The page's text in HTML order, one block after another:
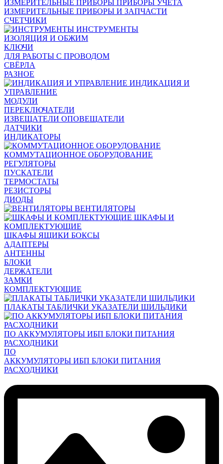
ИЗМЕРИТЕЛЬНЫЕ ПРИБОРЫ ПРИБОРЫ УЧЕТА
ИЗМЕРИТЕЛЬНЫЕ ПРИБОРЫ И ЗАПЧАСТИ
СЧЕТЧИКИ
ИНСТРУМЕНТЫ
ИЗОЛЯЦИЯ И ОБЖИМ
КЛЮЧИ
ДЛЯ РАБОТЫ С ПРОВОДОМ
СВЁРЛА
РАЗНОЕ
ИНДИКАЦИЯ И
УПРАВЛЕНИЕ
МОДУЛИ
ПЕРЕКЛЮЧАТЕЛИ
ИЗВЕЩАТЕЛИ ОПОВЕЩАТЕЛИ
ДАТЧИКИ
ИНДИКАТОРЫ
КОММУТАЦИОННОЕ ОБОРУДОВАНИЕ
РЕГУЛЯТОРЫ
ПУСКАТЕЛИ
ТЕРМОСТАТЫ
РЕЗИСТОРЫ
ДИОДЫ
ВЕНТИЛЯТОРЫ
ШКАФЫ И
КОМПЛЕКТУЮЩИЕ
ШКАФЫ ЯЩИКИ БОКСЫ
АДАПТЕРЫ
АНТЕННЫ
БЛОКИ
ДЕРЖАТЕЛИ
ЗАМКИ
КОМПЛЕКТУЮЩИЕ
ПЛАКАТЫ ТАБЛИЧКИ УКАЗАТЕЛИ ШИЛЬДИКИ
ПО АККУМУЛЯТОРЫ ИБП БЛОКИ ПИТАНИЯ
РАСХОДНИКИ
ПО
АККУМУЛЯТОРЫ ИБП БЛОКИ ПИТАНИЯ
РАСХОДНИКИ